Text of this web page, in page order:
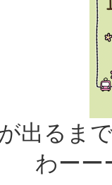
出るま
わーー